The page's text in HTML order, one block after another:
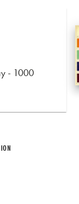
- 1000